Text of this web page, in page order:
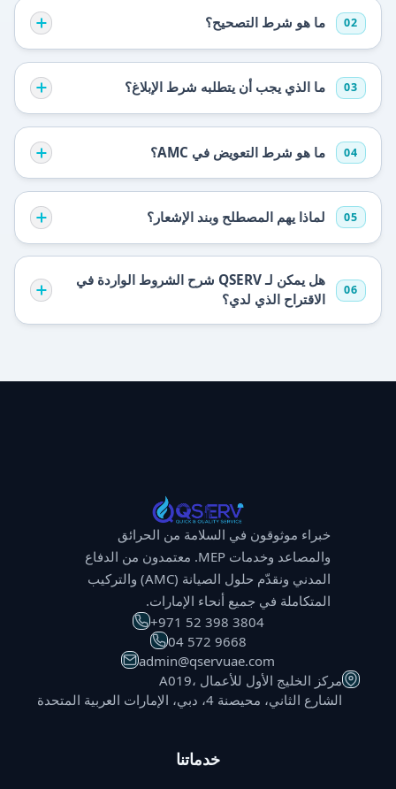
02 ما هو شرط التصحيح؟
03 ما الذي يجب أن يتطلبه شرط الإبلاغ؟
04 ما هو شرط التعويض في AMC؟
05 لماذا يهم المصطلح وبند الإشعار؟
06
هل يمكن لـ QSERV شرح الشروط الواردة في
الاقتراح الذي لدي؟
خبراء موثوقون في السلامة من الحرائق
والمصاعد وخدمات MEP. معتمدون من الدفاع
المدني ونقدّم حلول الصيانة (AMC) والتركيب
المتكاملة في جميع أنحاء الإمارات.
⁦+971 52 398 3804⁩
⁦04 572 9668⁩
admin@qservuae.com
A019، مركز الخليج الأول للأعمال
الشارع الثاني، محيصنة 4، دبي، الإمارات العربية المتحدة
خدماتنا